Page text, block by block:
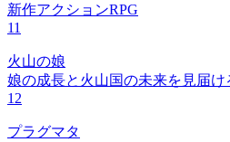
新作アクションRPG
11
火山の娘
娘の成長と火山国の未来を見届
12
プラグマタ